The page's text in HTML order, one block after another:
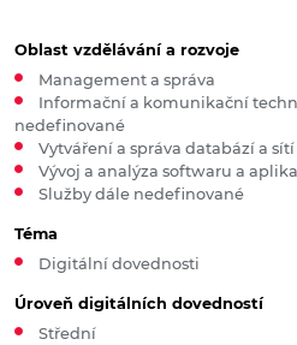
Oblast vzdělávání a rozvoje
Management a správa
Informační a komunikační
nedefinované
Vytváření a správa databází a sítí
Vývoj a analýza softwaru a
Služby dále nedefinované
Téma
Digitální dovednosti
Úroveň digitálních dovedností
Střední